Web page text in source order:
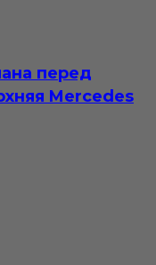
перед
Mercedes